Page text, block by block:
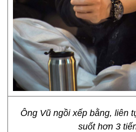
Ông Vũ ngồi xếp bằng, liên
suốt hơn 3